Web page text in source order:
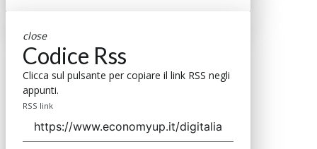
close
Codice Rss
Clicca sul pulsante per copiare il link RSS negli
appunti.
RSS link